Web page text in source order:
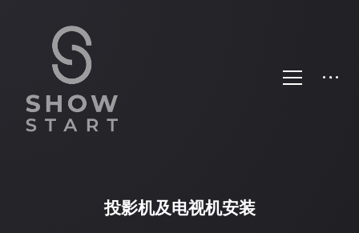
投影机及电视机安装